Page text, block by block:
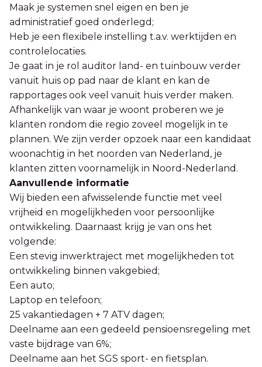
Maak je systemen snel eigen en ben je
administratief goed onderlegd;
Heb je een flexibele instelling t.a.v. werktijden en
controlelocaties.
Je gaat in je rol auditor land- en tuinbouw verder
vanuit huis op pad naar de klant en kan de
rapportages ook veel vanuit huis verder maken.
Afhankelijk van waar je woont proberen we je
klanten rondom die regio zoveel mogelijk in te
plannen. We zijn verder opzoek naar een kandidaat
woonachtig in het noorden van Nederland, je
klanten zitten voornamelijk in Noord-Nederland.
Aanvullende informatie
Wij bieden een afwisselende functie met veel
vrijheid en mogelijkheden voor persoonlijke
ontwikkeling. Daarnaast krijg je van ons het
volgende:
Een stevig inwerktraject met mogelijkheden tot
ontwikkeling binnen vakgebied;
Een auto;
Laptop en telefoon;
25 vakantiedagen + 7 ATV dagen;
Deelname aan een gedeeld pensioensregeling met
vaste bijdrage van 6%;
Deelname aan het SGS sport- en fietsplan.